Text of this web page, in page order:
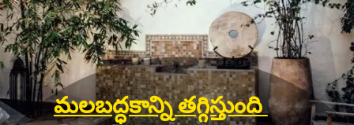
మలబద్ధకాన్ని తగ్గిస్తుంది